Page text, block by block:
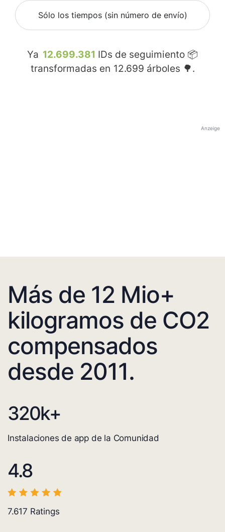
Sólo los tiempos (sin número de envío)
Ya 12.699.381 IDs de seguimiento 📦
transformadas en 12.699 árboles 🌳.
Anzeige
Más de 12 Mio+
kilogramos de CO2
compensados
desde 2011.
320k+
Instalaciones de app de la Comunidad
4.8
7.617 Ratings